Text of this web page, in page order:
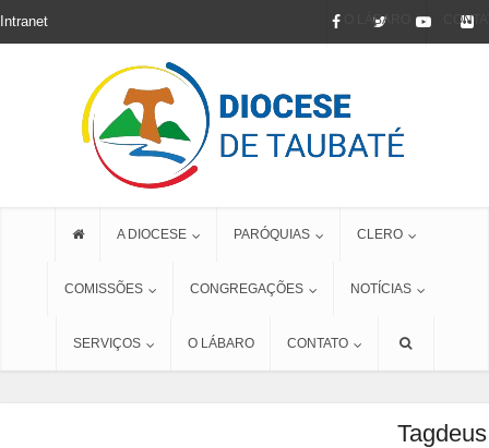
O LÁBARO
Intranet
A DIOCESE PARÓQUIAS CLERO
COMISSÕES CONGREGAÇÕES NOTÍCIAS
SERVIÇOS O LÁBARO CONTATO
Tagdeus